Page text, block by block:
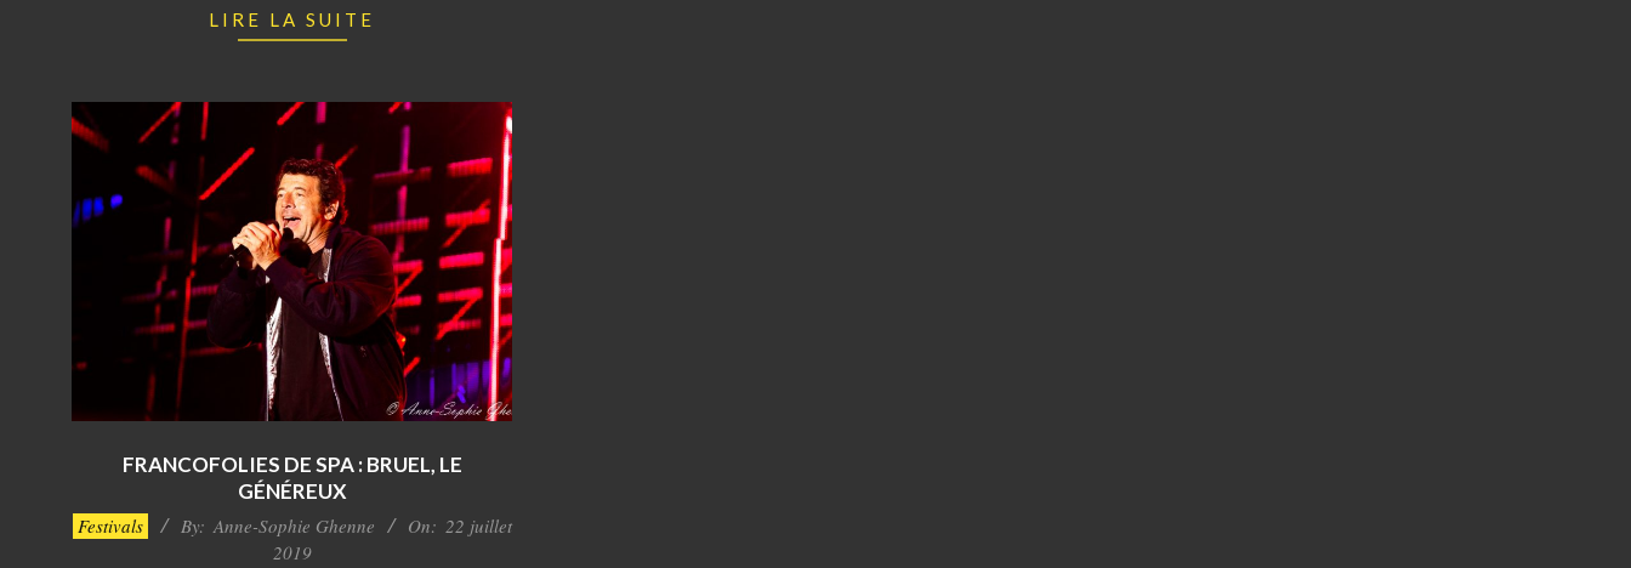
LIRE LA SUITE
FRANCOFOLIES DE SPA : BRUEL, LE
GÉNÉREUX
2019-
Festivals By: Anne-Sophie Ghenne On: 22 juillet
2019